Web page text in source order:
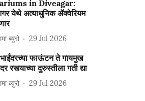
in Diveagar:
येथे अत्याधुनिक ॲक्वेरियम
ब्युरो 29 Jul 2026
भाईंदरच्या फाऊंटन ते गायमुख
रस्त्याच्या दुरुस्तीला गती द्या
ब्युरो 29 Jul 2026